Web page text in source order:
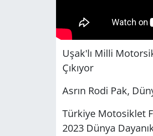
Uşak'lı Milli
Çıkıyor
Asrın Rodi Pak,
Türkiye Motosiklet
2023 Dünya